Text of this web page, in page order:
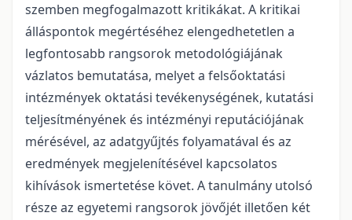
szemben megfogalmazott kritikákat. A kritikai
álláspontok megértéséhez elengedhetetlen a
legfontosabb rangsorok metodológiájának
vázlatos bemutatása, melyet a felsőoktatási
intézmények oktatási tevékenységének, kutatási
teljesítményének és intézményi reputációjának
mérésével, az adatgyűjtés folyamatával és az
eredmények megjelenítésével kapcsolatos
kihívások ismertetése követ. A tanulmány utolsó
része az egyetemi rangsorok jövőjét illetően két